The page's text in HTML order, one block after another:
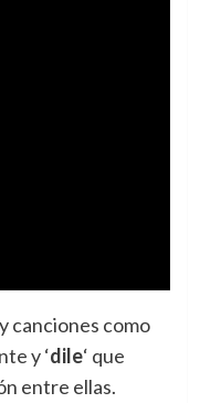
canciones como
y ‘dile‘ que
entre ellas.